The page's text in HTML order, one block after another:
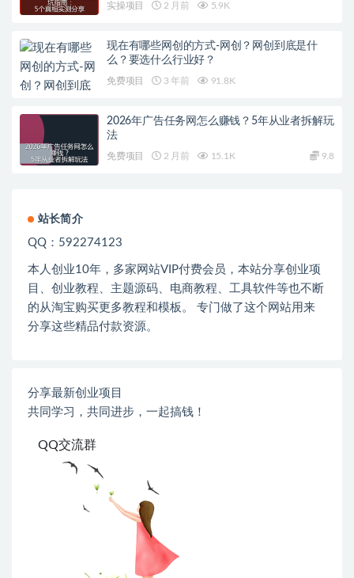
实操项目 2 月前 5.9K
现在有哪些网创的方式-网创？网创到底是什
么？要选什么行业好？
免费项目 3 年前 91.8K
2026年广告任务网怎么赚钱？5年从业者拆解玩
法
免费项目 2 月前 15.1K 9.8
站长简介
QQ：592274123
本人创业10年，多家网站VIP付费会员，本站分享创业项
目、创业教程、主题源码、电商教程、工具软件等也不断
的从淘宝购买更多教程和模板。 专门做了这个网站用来
分享这些精品付款资源。
分享最新创业项目
共同学习，共同进步，一起搞钱！
QQ交流群